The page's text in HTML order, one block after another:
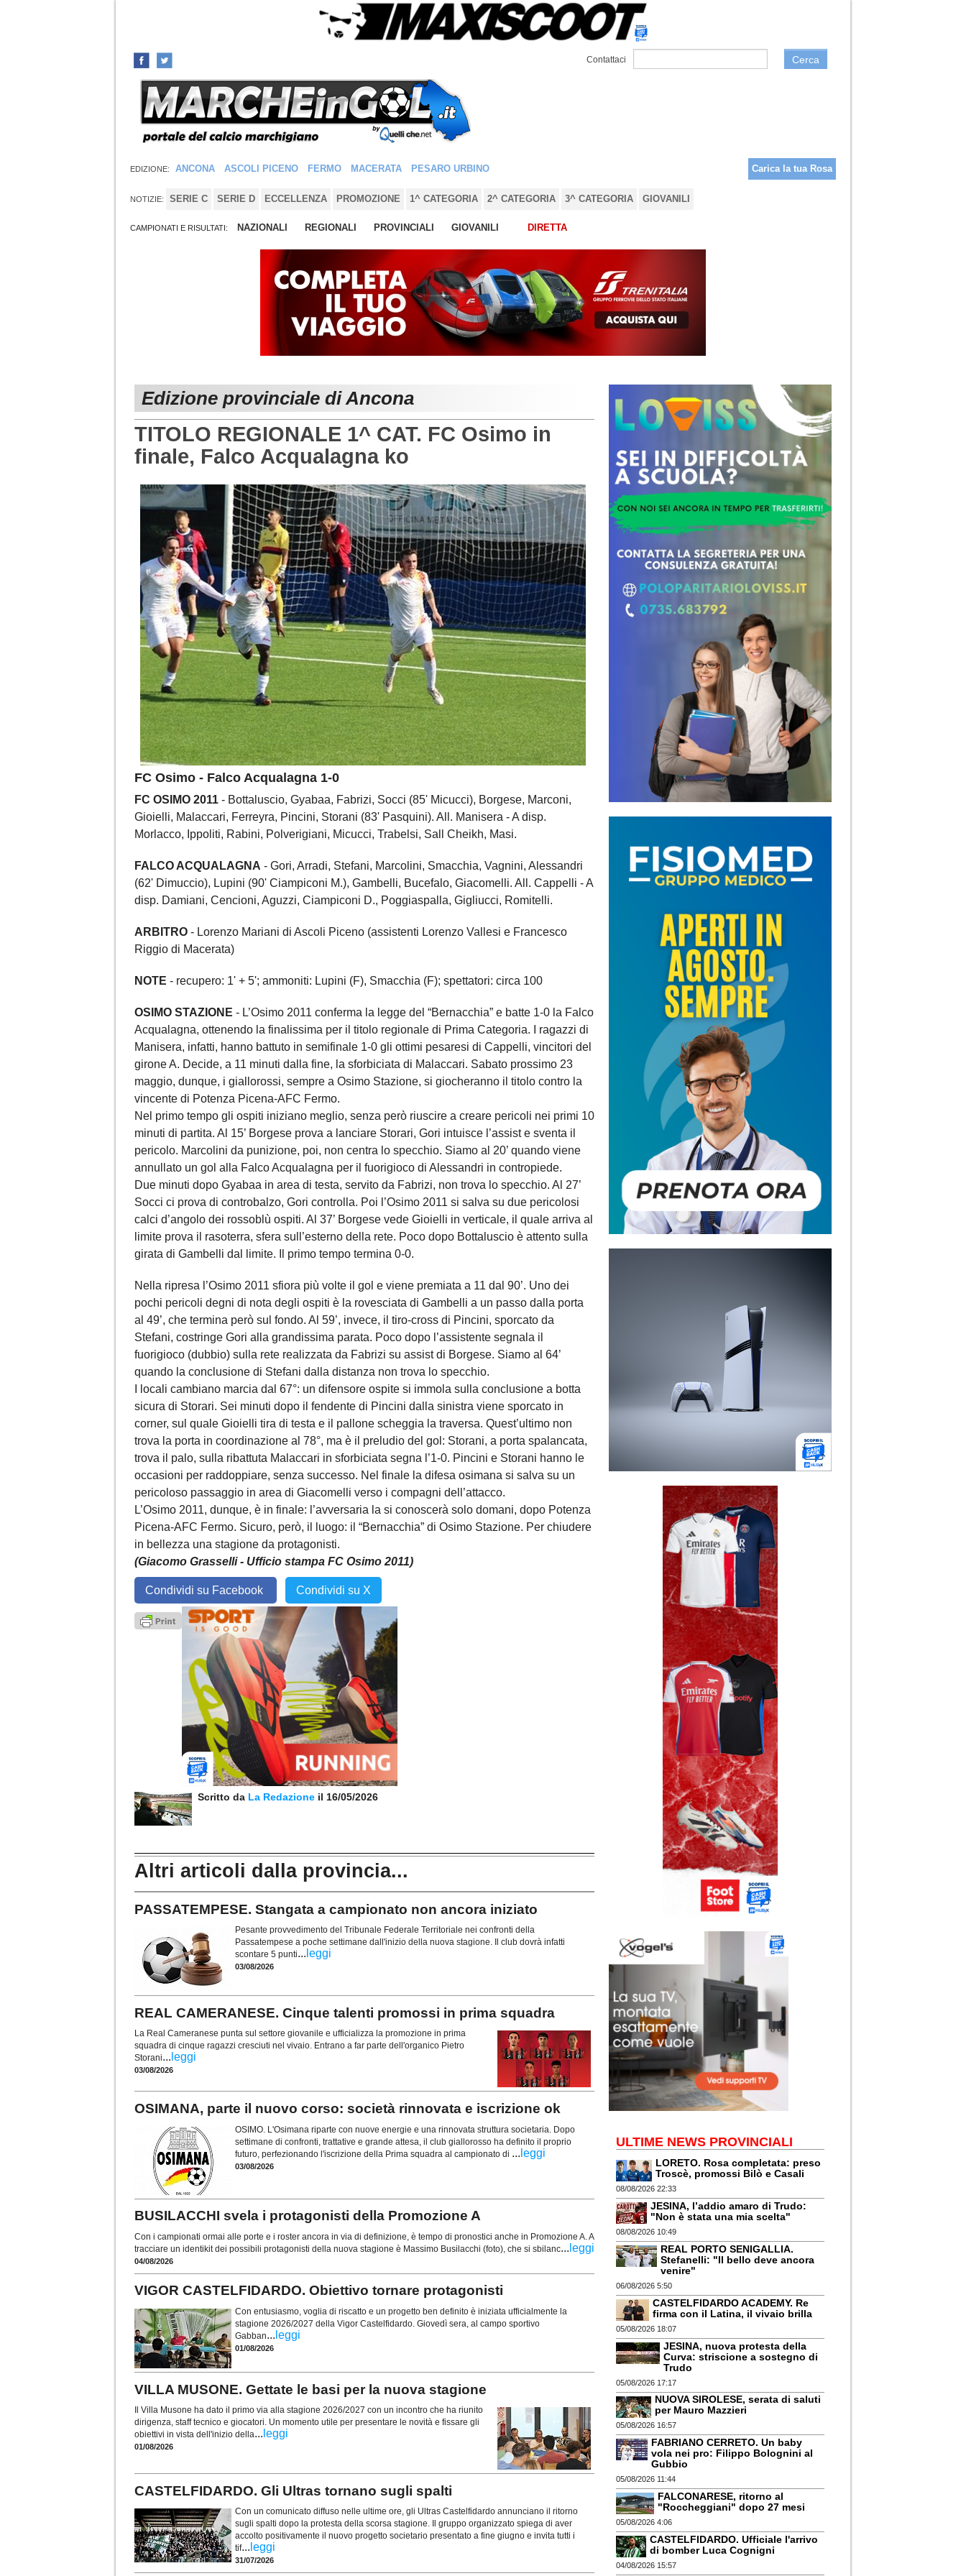
Contattaci Cerca
EDIZIONE: ANCONA ASCOLI PICENO FERMO MACERATA PESARO URBINO Carica la tua Rosa
NOTIZIE: SERIE C SERIE D ECCELLENZA PROMOZIONE 1^ CATEGORIA 2^ CATEGORIA 3^ CATEGORIA GIOVANILI
CAMPIONATI E RISULTATI: NAZIONALI REGIONALI PROVINCIALI GIOVANILI DIRETTA
Edizione provinciale di Ancona
TITOLO REGIONALE 1^ CAT. FC Osimo in
finale, Falco Acqualagna ko
FC Osimo - Falco Acqualagna 1-0
FC OSIMO 2011 - Bottaluscio, Gyabaa, Fabrizi, Socci (85' Micucci), Borgese, Marconi,
Gioielli, Malaccari, Ferreyra, Pincini, Storani (83' Pasquini). All. Manisera - A disp.
Morlacco, Ippoliti, Rabini, Polverigiani, Micucci, Trabelsi, Sall Cheikh, Masi.
FALCO ACQUALAGNA - Gori, Arradi, Stefani, Marcolini, Smacchia, Vagnini, Alessandri
(62' Dimuccio), Lupini (90' Ciampiconi M.), Gambelli, Bucefalo, Giacomelli. All. Cappelli - A
disp. Damiani, Cencioni, Aguzzi, Ciampiconi D., Poggiaspalla, Gigliucci, Romitelli.
ARBITRO - Lorenzo Mariani di Ascoli Piceno (assistenti Lorenzo Vallesi e Francesco
Riggio di Macerata)
NOTE - recupero: 1' + 5'; ammoniti: Lupini (F), Smacchia (F); spettatori: circa 100
OSIMO STAZIONE - L’Osimo 2011 conferma la legge del “Bernacchia” e batte 1-0 la Falco
Acqualagna, ottenendo la finalissima per il titolo regionale di Prima Categoria. I ragazzi di
Manisera, infatti, hanno battuto in semifinale 1-0 gli ottimi pesaresi di Cappelli, vincitori del
girone A. Decide, a 11 minuti dalla fine, la sforbiciata di Malaccari. Sabato prossimo 23
maggio, dunque, i giallorossi, sempre a Osimo Stazione, si giocheranno il titolo contro la
vincente di Potenza Picena-AFC Fermo.
Nel primo tempo gli ospiti iniziano meglio, senza però riuscire a creare pericoli nei primi 10
minuti di partita. Al 15’ Borgese prova a lanciare Storari, Gori intuisce l’assist e sventa il
pericolo. Marcolini da punizione, poi, non centra lo specchio. Siamo al 20’ quando viene
annullato un gol alla Falco Acqualagna per il fuorigioco di Alessandri in contropiede.
Due minuti dopo Gyabaa in area di testa, servito da Fabrizi, non trova lo specchio. Al 27’
Socci ci prova di controbalzo, Gori controlla. Poi l’Osimo 2011 si salva su due pericolosi
calci d’angolo dei rossoblù ospiti. Al 37’ Borgese vede Gioielli in verticale, il quale arriva al
limite prova il rasoterra, sfera sull’esterno della rete. Poco dopo Bottaluscio è attento sulla
girata di Gambelli dal limite. Il primo tempo termina 0-0.
Nella ripresa l’Osimo 2011 sfiora più volte il gol e viene premiata a 11 dal 90’. Uno dei
pochi pericoli degni di nota degli ospiti è la rovesciata di Gambelli a un passo dalla porta
al 49’, che termina però sul fondo. Al 59’, invece, il tiro-cross di Pincini, sporcato da
Stefani, costringe Gori alla grandissima parata. Poco dopo l’assistente segnala il
fuorigioco (dubbio) sulla rete realizzata da Fabrizi su assist di Borgese. Siamo al 64’
quando la conclusione di Stefani dalla distanza non trova lo specchio.
I locali cambiano marcia dal 67°: un difensore ospite si immola sulla conclusione a botta
sicura di Storari. Sei minuti dopo il fendente di Pincini dalla sinistra viene sporcato in
corner, sul quale Gioielli tira di testa e il pallone scheggia la traversa. Quest’ultimo non
trova la porta in coordinazione al 78°, ma è il preludio del gol: Storani, a porta spalancata,
trova il palo, sulla ribattuta Malaccari in sforbiciata segna l’1-0. Pincini e Storani hanno le
occasioni per raddoppiare, senza successo. Nel finale la difesa osimana si salva su un
pericoloso passaggio in area di Giacomelli verso i compagni dell’attacco.
L’Osimo 2011, dunque, è in finale: l’avversaria la si conoscerà solo domani, dopo Potenza
Picena-AFC Fermo. Sicuro, però, il luogo: il “Bernacchia” di Osimo Stazione. Per chiudere
in bellezza una stagione da protagonisti.
(Giacomo Grasselli - Ufficio stampa FC Osimo 2011)
Condividi su Facebook Condividi su X
Scritto da La Redazione il 16/05/2026
Altri articoli dalla provincia...
PASSATEMPESE. Stangata a campionato non ancora iniziato
Pesante provvedimento del Tribunale Federale Territoriale nei confronti della
Passatempese a poche settimane dall'inizio della nuova stagione. Il club dovrà infatti
scontare 5 punti... leggi
03/08/2026
REAL CAMERANESE. Cinque talenti promossi in prima squadra
La Real Cameranese punta sul settore giovanile e ufficializza la promozione in prima
squadra di cinque ragazzi cresciuti nel vivaio. Entrano a far parte dell'organico Pietro
Storani... leggi
03/08/2026
OSIMANA, parte il nuovo corso: società rinnovata e iscrizione ok
OSIMO. L'Osimana riparte con nuove energie e una rinnovata struttura societaria. Dopo
settimane di confronti, trattative e grande attesa, il club giallorosso ha definito il proprio
futuro, perfezionando l'iscrizione della Prima squadra al campionato di ... leggi
03/08/2026
BUSILACCHI svela i protagonisti della Promozione A
Con i campionati ormai alle porte e i roster ancora in via di definizione, è tempo di pronostici anche in Promozione A. A
tracciare un identikit dei possibili protagonisti della nuova stagione è Massimo Busilacchi (foto), che si sbilanc... leggi
04/08/2026
VIGOR CASTELFIDARDO. Obiettivo tornare protagonisti
Con entusiasmo, voglia di riscatto e un progetto ben definito è iniziata ufficialmente la
stagione 2026/2027 della Vigor Castelfidardo. Giovedì sera, al campo sportivo
Gabban... leggi
01/08/2026
VILLA MUSONE. Gettate le basi per la nuova stagione
Il Villa Musone ha dato il primo via alla stagione 2026/2027 con un incontro che ha riunito
dirigenza, staff tecnico e giocatori. Un momento utile per presentare le novità e fissare gli
obiettivi in vista dell'inizio della... leggi
01/08/2026
CASTELFIDARDO. Gli Ultras tornano sugli spalti
Con un comunicato diffuso nelle ultime ore, gli Ultras Castelfidardo annunciano il ritorno
sugli spalti dopo la protesta della scorsa stagione. Il gruppo organizzato spiega di aver
accolto positivamente il nuovo progetto societario presentato a fine giugno e invita tutti i
tif... leggi
31/07/2026
ULTIME NEWS PROVINCIALI
LORETO. Rosa completata: preso
Troscè, promossi Bilò e Casali
08/08/2026 22:33
JESINA, l’addio amaro di Trudo:
"Non è stata una mia scelta"
08/08/2026 10:49
REAL PORTO SENIGALLIA.
Stefanelli: "Il bello deve ancora
venire"
06/08/2026 5:50
CASTELFIDARDO ACADEMY. Re
firma con il Latina, il vivaio brilla
05/08/2026 18:07
JESINA, nuova protesta della
Curva: striscione a sostegno di
Trudo
05/08/2026 17:17
NUOVA SIROLESE, serata di saluti
per Mauro Mazzieri
05/08/2026 16:57
FABRIANO CERRETO. Un baby
vola nei pro: Filippo Bolognini al
Gubbio
05/08/2026 11:44
FALCONARESE, ritorno al
"Roccheggiani" dopo 27 mesi
05/08/2026 4:06
CASTELFIDARDO. Ufficiale l'arrivo
di bomber Luca Cognigni
04/08/2026 15:57